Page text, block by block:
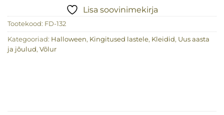
Lisa soovinimekirja
Tootekood: FD-132
Kategooriad: Halloween, Kingitused lastele, Kleidid, Uus aasta
ja jõulud, Võlur